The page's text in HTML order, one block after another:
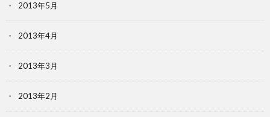
2013年5月
2013年4月
2013年3月
2013年2月